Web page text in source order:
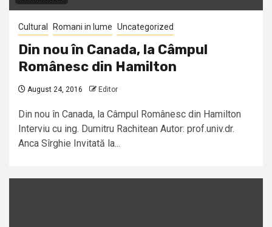
Cultural Romani in lume Uncategorized
Din nou în Canada, la Câmpul
Românesc din Hamilton
August 24, 2016 Editor
Din nou în Canada, la Câmpul Românesc din Hamilton
Interviu cu ing. Dumitru Rachitean Autor: prof.univ.dr.
Anca Sîrghie Invitată la...